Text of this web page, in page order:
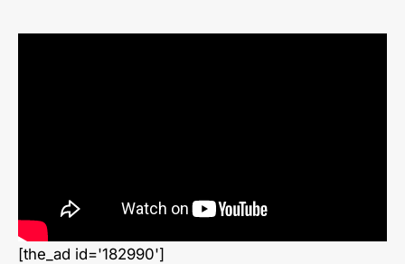
[the_ad id='182990']